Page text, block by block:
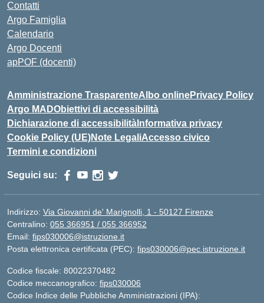
Contatti
Argo Famiglia
Calendario
Argo Docenti
apPOF (docenti)
Amministrazione TrasparenteAlbo onlinePrivacy Policy
Argo MADObiettivi di accessibilità
Dichiarazione di accessibilità Informativa privacy
Cookie Policy (UE)Note LegaliAccesso civico
Termini e condizioni
Seguici su:
Indirizzo: Via Giovanni de' Marignolli, 1 - 50127 Firenze
Centralino: 055 366951 / 055 366952
Email: fips030006@istruzione.it
Posta elettronica certificata (PEC): fips030006@pec.istruzione.it
Codice fiscale: 80022370482
Codice meccanografico: fips030006
Codice Indice delle Pubbliche Amministrazioni (IPA):